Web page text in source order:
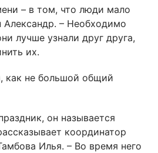
– в том, что люди мало
– Необходимо
лучше узнали друг друга,
их.
как не большой общий
он называется
координатор
Илья. – Во время него